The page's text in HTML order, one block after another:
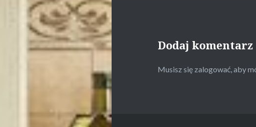
Dodaj komentarz
Musisz się zalogować, aby